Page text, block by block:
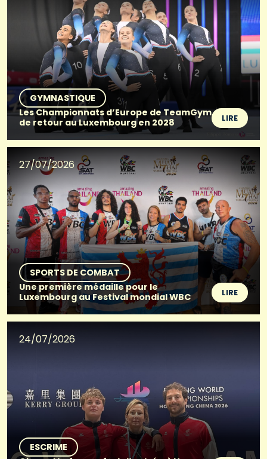
GYMNASTIQUE
Les Championnats d’Europe de TeamGym
de retour au Luxembourg en 2028
LIRE
27/07/2026
SPORTS DE COMBAT
Une première médaille pour le
Luxembourg au Festival mondial WBC
LIRE
24/07/2026
ESCRIME